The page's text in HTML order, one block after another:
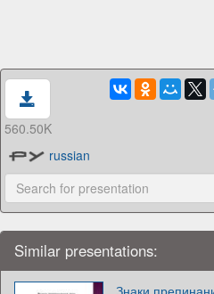
560.50K
russian
Similar presentations:
Знаки